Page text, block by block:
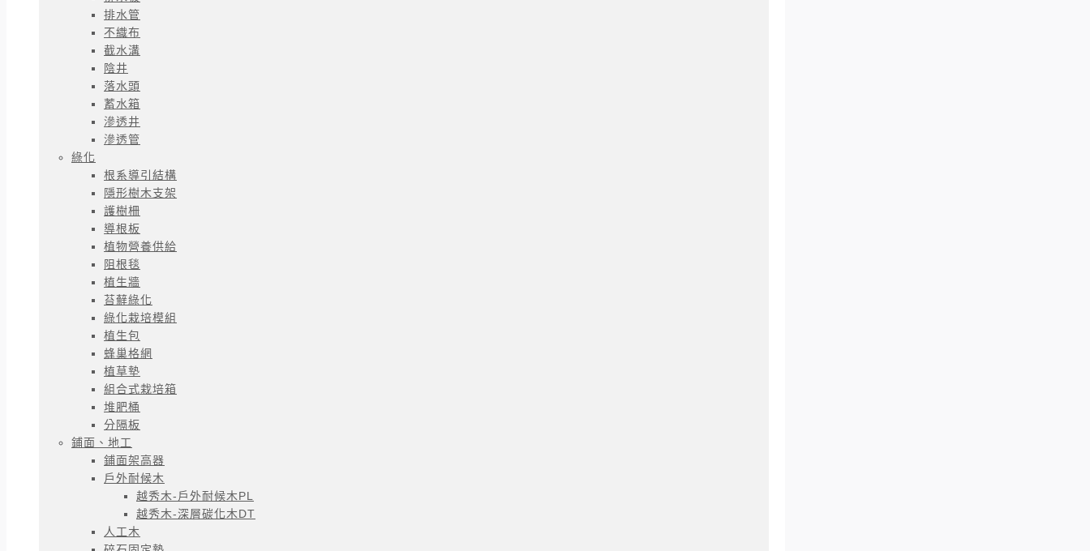
排水管
不織布
截水溝
陰井
落水頭
蓄水箱
滲透井
滲透管
綠化
根系導引結構
隱形樹木支架
護樹柵
導根板
植物營養供給
阻根毯
植生牆
苔蘚綠化
綠化栽培模組​
植生包
蜂巢格網
植草墊
組合式栽培箱
堆肥桶
分隔板
鋪面、地工
鋪面架高器
戶外耐候木
越秀木-戶外耐候木PL
越秀木-深層碳化木DT
人工木